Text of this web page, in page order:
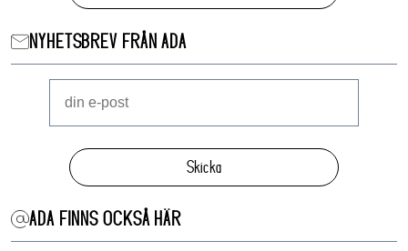
NYHETSBREV FRÅN ADA
Skicka
ADA FINNS OCKSÅ HÄR